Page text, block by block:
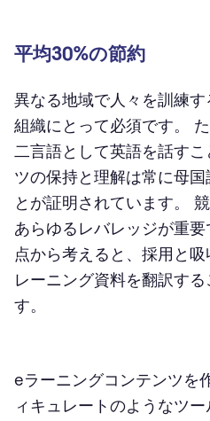
平均30%の節約
異なる地域で人々を訓練
組織にとって必須です。
二言語として英語を話す
ツの保持と理解は常に母
とが証明されています。
あらゆるレバレッジが重
点から考えると、採用と
レーニング資料を翻訳す
す。
eラーニングコンテンツを
ィキュレートのようなツー